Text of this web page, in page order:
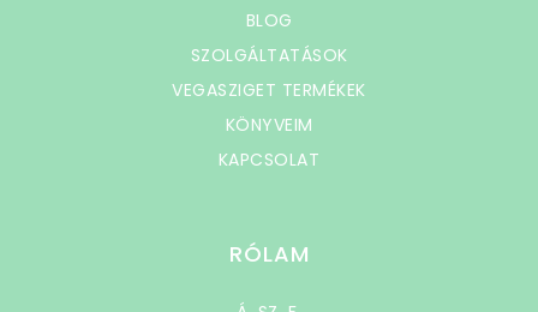
BLOG
SZOLGÁLTATÁSOK
VEGASZIGET TERMÉKEK
KÖNYVEIM
KAPCSOLAT
RÓLAM